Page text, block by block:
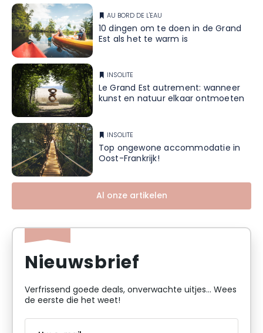
AU BORD DE L'EAU
10 dingen om te doen in de Grand
Est als het te warm is
INSOLITE
Le Grand Est autrement: wanneer
kunst en natuur elkaar ontmoeten
INSOLITE
Top ongewone accommodatie in
Oost-Frankrijk!
Al onze artikelen
Nieuwsbrief
Verfrissend goede deals, onverwachte uitjes... Wees
de eerste die het weet!